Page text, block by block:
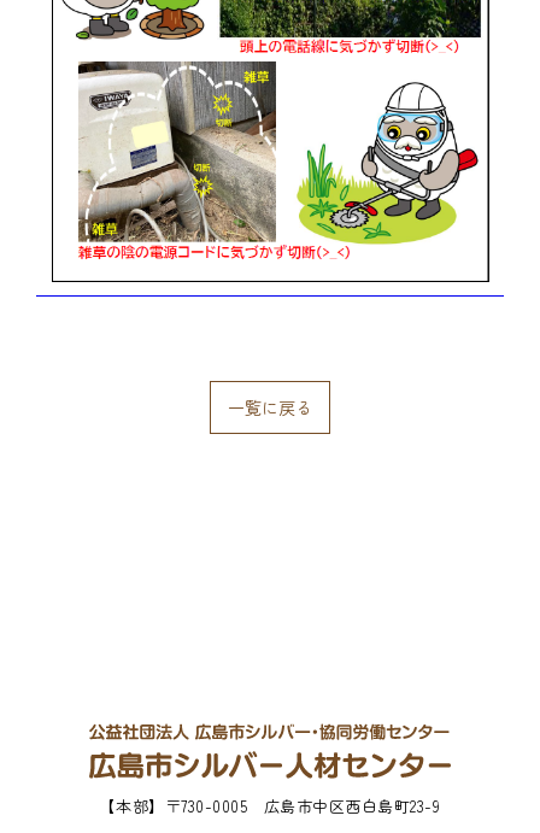
一覧に戻る
【本部】 〒730-0005 広島市中区西白島町23-9